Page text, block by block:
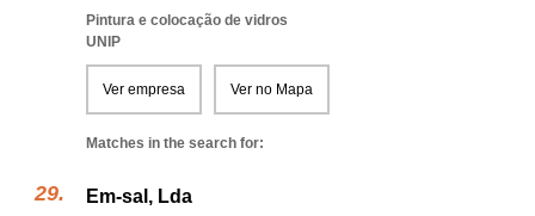
Pintura e colocação de vidros
UNIP
Ver empresa Ver no Mapa
Matches in the search for:
Em-sal, Lda